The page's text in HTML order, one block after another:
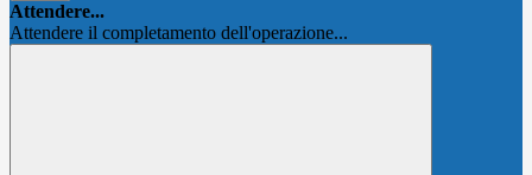
Attendere...
Attendere il completamento dell'operazione...